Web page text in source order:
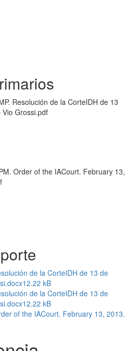
Resolución de la CorteIDH de 13
Grossi.pdf
Order of the IACourt. February 13,
de la CorteIDH de 13 de
12.22 kB
de la CorteIDH de 13 de
12.22 kB
of the IACourt. February 13, 2013.